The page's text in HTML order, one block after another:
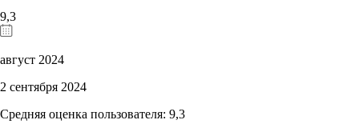
9,3
август 2024
2 сентября 2024
Средняя оценка пользователя: 9,3